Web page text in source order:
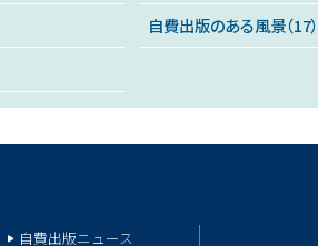
自費出版のある風景（17）
自費出版ニュース